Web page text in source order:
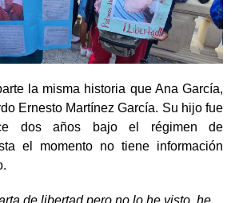
la misma historia que Ana García,
Ernesto Martínez García. Su hijo fue
dos años bajo el régimen de
el momento no tiene información
de libertad pero no lo he visto, he